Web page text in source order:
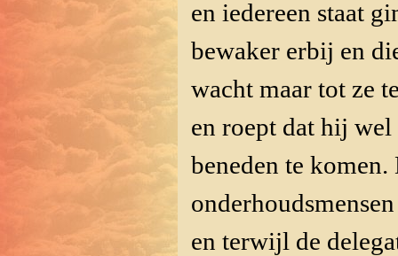
en iedereen staat
bewaker erbij en
wacht maar tot ze
en roept dat hij wel
beneden te komen.
en terwijl de